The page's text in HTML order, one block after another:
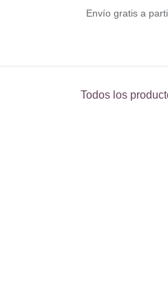
Envío gratis a
Todos los